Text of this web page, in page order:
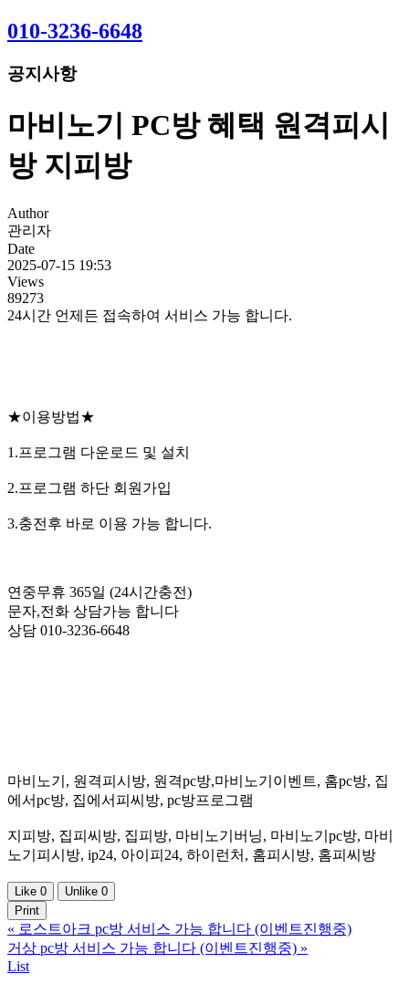
010-3236-6648
공지사항
마비노기 PC방 혜택 원격피시
방 지피방
Author
관리자
Date
2025-07-15 19:53
Views
89273
24시간 언제든 접속하여 서비스 가능 합니다.
★이용방법★
1.프로그램 다운로드 및 설치
2.프로그램 하단 회원가입
3.충전후 바로 이용 가능 합니다.
연중무휴 365일 (24시간충전)
문자,전화 상담가능 합니다
상담 010-3236-6648
마비노기, 원격피시방, 원격pc방,마비노기이벤트, 홈pc방, 집
에서pc방, 집에서피씨방, pc방프로그램
지피방, 집피씨방, 집피방, 마비노기버닝, 마비노기pc방, 마비
노기피시방, ip24, 아이피24, 하이런처, 홈피시방, 홈피씨방
Like 0 Unlike 0
Print
« 로스트아크 pc방 서비스 가능 합니다 (이벤트진행중)
거상 pc방 서비스 가능 합니다 (이벤트진행중) »
List